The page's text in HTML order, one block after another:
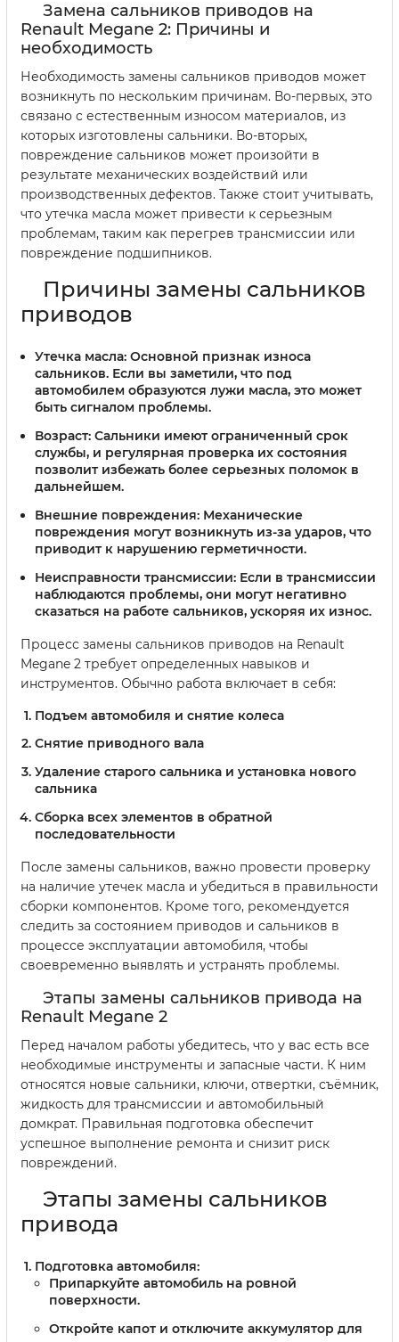
Замена сальников приводов на
Renault Megane 2: Причины и
необходимость
Необходимость замены сальников приводов может
возникнуть по нескольким причинам. Во-первых, это
связано с естественным износом материалов, из
которых изготовлены сальники. Во-вторых,
повреждение сальников может произойти в
результате механических воздействий или
производственных дефектов. Также стоит учитывать,
что утечка масла может привести к серьезным
проблемам, таким как перегрев трансмиссии или
повреждение подшипников.
Причины замены сальников
приводов
Утечка масла: Основной признак износа
сальников. Если вы заметили, что под
автомобилем образуются лужи масла, это может
быть сигналом проблемы.
Возраст: Сальники имеют ограниченный срок
службы, и регулярная проверка их состояния
позволит избежать более серьезных поломок в
дальнейшем.
Внешние повреждения: Механические
повреждения могут возникнуть из-за ударов, что
приводит к нарушению герметичности.
Неисправности трансмиссии: Если в трансмиссии
наблюдаются проблемы, они могут негативно
сказаться на работе сальников, ускоряя их износ.
Процесс замены сальников приводов на Renault
Megane 2 требует определенных навыков и
инструментов. Обычно работа включает в себя:
Подъем автомобиля и снятие колеса
Снятие приводного вала
Удаление старого сальника и установка нового
сальника
Сборка всех элементов в обратной
последовательности
После замены сальников, важно провести проверку
на наличие утечек масла и убедиться в правильности
сборки компонентов. Кроме того, рекомендуется
следить за состоянием приводов и сальников в
процессе эксплуатации автомобиля, чтобы
своевременно выявлять и устранять проблемы.
Этапы замены сальников привода на
Renault Megane 2
Перед началом работы убедитесь, что у вас есть все
необходимые инструменты и запасные части. К ним
относятся новые сальники, ключи, отвертки, съёмник,
жидкость для трансмиссии и автомобильный
домкрат. Правильная подготовка обеспечит
успешное выполнение ремонта и снизит риск
повреждений.
Этапы замены сальников
привода
Подготовка автомобиля:
Припаркуйте автомобиль на ровной
поверхности.
Откройте капот и отключите аккумулятор для